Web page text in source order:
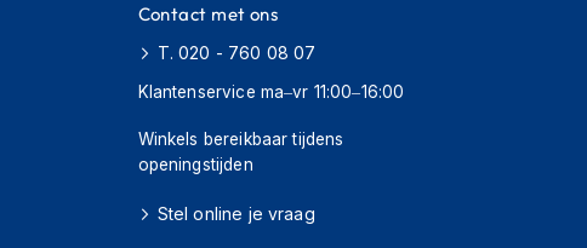
Contact met ons
T. 020 - 760 08 07
Klantenservice ma–vr 11:00–16:00
Winkels bereikbaar tijdens
openingstijden
Stel online je vraag